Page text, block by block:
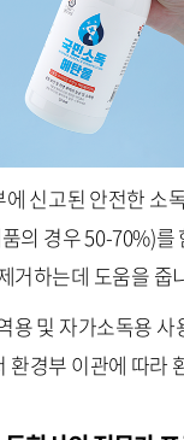
신고된 안전한 소
의 경우 50-70%)
거하는데 도움을 줍
용 및 자가소독용 사
환경부 이관에 따라